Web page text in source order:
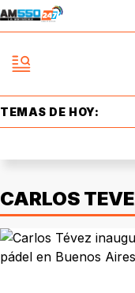
TEMAS DE HOY:
CARLOS